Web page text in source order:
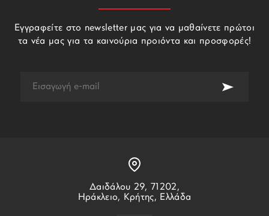
Δαιδάλου 29, 71202,
Ηράκλειο, Κρήτης, Ελλάδα
Εγγραφείτε στο newsletter μας για να μαθαίνετε πρώτοι
τα νέα μας για τα καινούρια προιόντα και προσφορές!